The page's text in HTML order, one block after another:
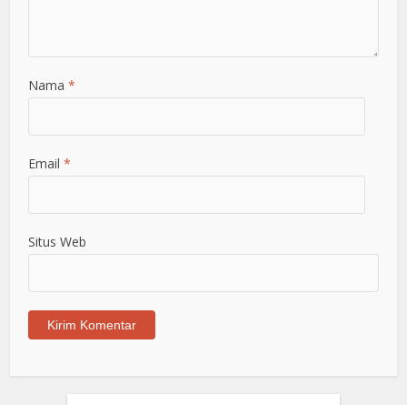
Nama*
Email*
Situs Web